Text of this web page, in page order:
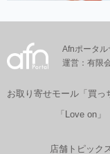
Afnポータル
運営：有限
お取り寄せモール「買っ
「Love on」
店舗トピック